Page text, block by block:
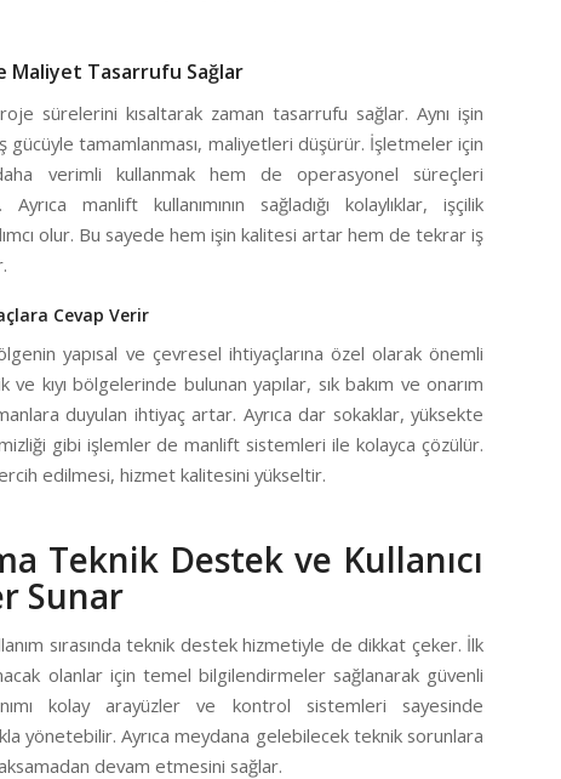
Maliyet Tasarrufu Sağlar
sürelerini kısaltarak zaman tasarrufu sağlar. Aynı işin
gücüyle tamamlanması, maliyetleri düşürür. İşletmeler için
verimli kullanmak hem de operasyonel süreçleri
Ayrıca manlift kullanımının sağladığı kolaylıklar, işçilik
olur. Bu sayede hem işin kalitesi artar hem de tekrar iş
Cevap Verir
yapısal ve çevresel ihtiyaçlarına özel olarak önemli
kıyı bölgelerinde bulunan yapılar, sık bakım ve onarım
duyulan ihtiyaç artar. Ayrıca dar sokaklar, yüksekte
gibi işlemler de manlift sistemleri ile kolayca çözülür.
edilmesi, hizmet kalitesini yükseltir.
Teknik Destek ve Kullanıcı
Sunar
sırasında teknik destek hizmetiyle de dikkat çeker. İlk
olanlar için temel bilgilendirmeler sağlanarak güvenli
kolay arayüzler ve kontrol sistemleri sayesinde
yönetebilir. Ayrıca meydana gelebilecek teknik sorunlara
devam etmesini sağlar.